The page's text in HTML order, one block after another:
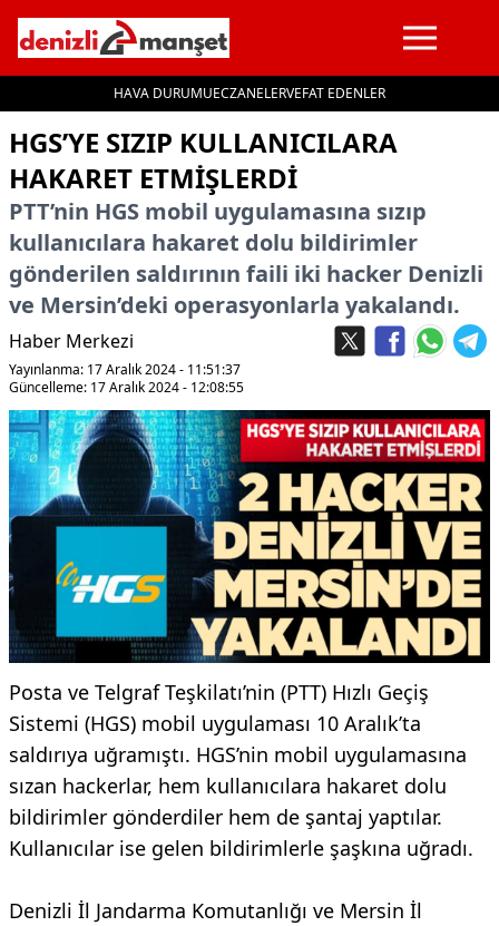
HAVA DURUMUECZANELERVEFAT EDENLER
HGS’YE SIZIP KULLANICILARA
HAKARET ETMIŞLERDI
PTT’nin HGS mobil uygulamasına sızıp
kullanıcılara hakaret dolu bildirimler
gönderilen saldırının faili iki hacker Denizli
ve Mersin’deki operasyonlarla yakalandı.
Haber Merkezi
Yayınlanma: 17 Aralık 2024 - 11:51:37
Güncelleme: 17 Aralık 2024 - 12:08:55
Posta ve Telgraf Teşkilatı’nin (PTT) Hızlı Geçiş
Sistemi (HGS) mobil uygulaması 10 Aralık’ta
saldırıya uğramıştı. HGS’nin mobil uygulamasına
sızan hackerlar, hem kullanıcılara hakaret dolu
bildirimler gönderdiler hem de şantaj yaptılar.
Kullanıcılar ise gelen bildirimlerle şaşkına uğradı.
Denizli İl Jandarma Komutanlığı ve Mersin İl